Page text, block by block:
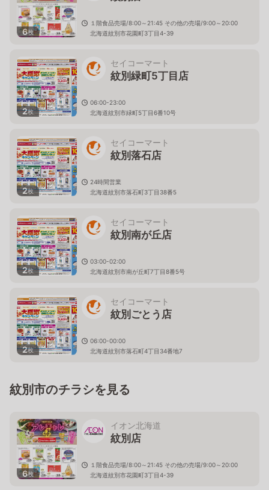
6枚
１階食品売場/8:00～21:45 その他の売場/9:00～20:00
北海道紋別市花園町3丁目4-39
2枚
セイコーマート
紋別緑町5丁目店
06:00-23:00
北海道紋別市緑町5丁目6番10号
2枚
セイコーマート
紋別落石店
24時間営業
北海道紋別市落石町3丁目38番5
2枚
セイコーマート
紋別南が丘店
03:00-02:00
北海道紋別市南が丘町7丁目8番5号
2枚
セイコーマート
紋別ごとう店
06:00-00:00
北海道紋別市落石町4丁目34番地7
紋別市のチラシを見る
6枚
イオン北海道
紋別店
１階食品売場/8:00～21:45 その他の売場/9:00～20:00
北海道紋別市花園町3丁目4-39